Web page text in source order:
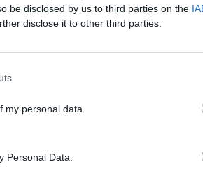
be disclosed by us to third parties on the
disclose it to other third parties.
my personal data.
Personal Data.